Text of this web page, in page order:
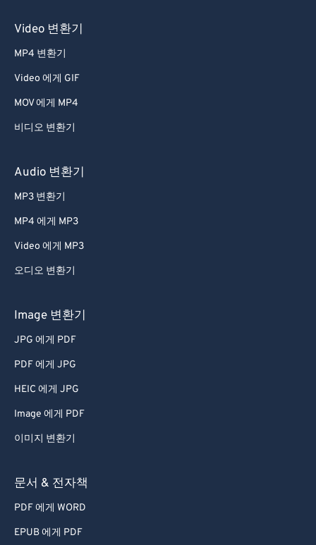
Video 변환기
MP4 변환기
Video 에게 GIF
MOV 에게 MP4
비디오 변환기
Audio 변환기
MP3 변환기
MP4 에게 MP3
Video 에게 MP3
오디오 변환기
Image 변환기
JPG 에게 PDF
PDF 에게 JPG
HEIC 에게 JPG
Image 에게 PDF
이미지 변환기
문서 & 전자책
PDF 에게 WORD
EPUB 에게 PDF